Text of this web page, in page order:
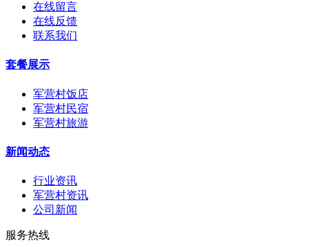
在线留言
在线反馈
联系我们
套餐展示
军营村饭店
军营村民宿
军营村旅游
新闻动态
行业资讯
军营村资讯
公司新闻
服务热线